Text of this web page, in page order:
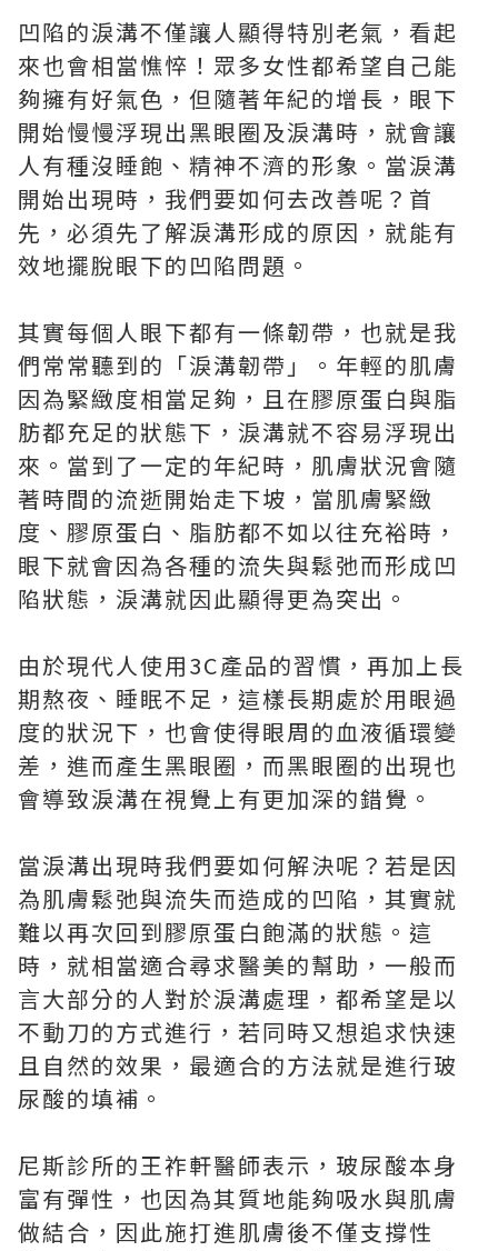
凹陷的淚溝不僅讓人顯得特別老氣，看起
來也會相當憔悴！眾多女性都希望自己能
夠擁有好氣色，但隨著年紀的增長，眼下
開始慢慢浮現出黑眼圈及淚溝時，就會讓
人有種沒睡飽、精神不濟的形象。當淚溝
開始出現時，我們要如何去改善呢？首
先，必須先了解淚溝形成的原因，就能有
效地擺脫眼下的凹陷問題。
其實每個人眼下都有一條韌帶，也就是我
們常常聽到的「淚溝韌帶」。年輕的肌膚
因為緊緻度相當足夠，且在膠原蛋白與脂
肪都充足的狀態下，淚溝就不容易浮現出
來。當到了一定的年紀時，肌膚狀況會隨
著時間的流逝開始走下坡，當肌膚緊緻
度、膠原蛋白、脂肪都不如以往充裕時，
眼下就會因為各種的流失與鬆弛而形成凹
陷狀態，淚溝就因此顯得更為突出。
由於現代人使用3C產品的習慣，再加上長
期熬夜、睡眠不足，這樣長期處於用眼過
度的狀況下，也會使得眼周的血液循環變
差，進而產生黑眼圈，而黑眼圈的出現也
會導致淚溝在視覺上有更加深的錯覺。
當淚溝出現時我們要如何解決呢？若是因
為肌膚鬆弛與流失而造成的凹陷，其實就
難以再次回到膠原蛋白飽滿的狀態。這
時，就相當適合尋求醫美的幫助，一般而
言大部分的人對於淚溝處理，都希望是以
不動刀的方式進行，若同時又想追求快速
且自然的效果，最適合的方法就是進行玻
尿酸的填補。
尼斯診所的王祚軒醫師表示，玻尿酸本身
富有彈性，也因為其質地能夠吸水與肌膚
做結合，因此施打進肌膚後不僅支撐性